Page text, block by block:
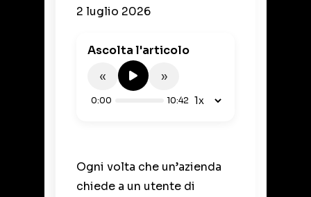
2 luglio 2026
Ascolta l'articolo
« »
0:00 10:42
Ogni volta che un’azienda
chiede a un utente di